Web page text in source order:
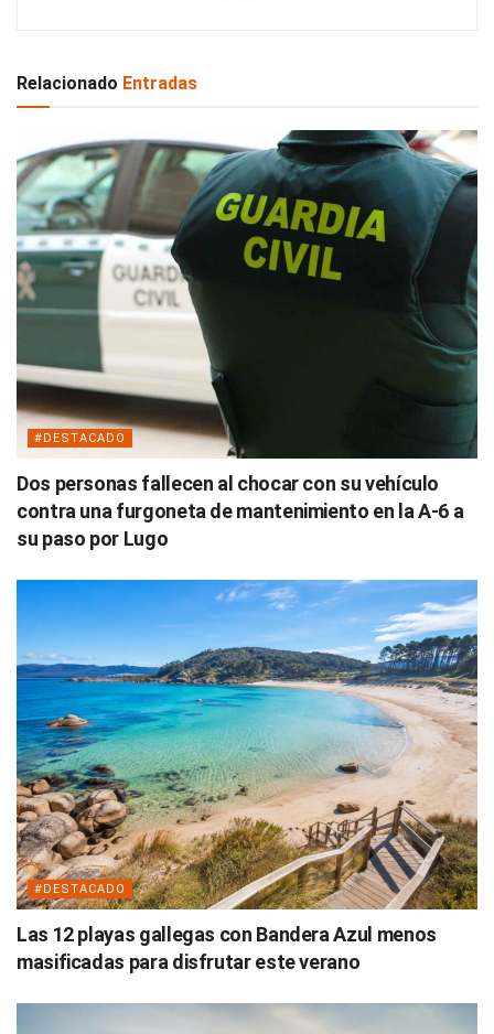
Relacionado Entradas
#DESTACADO
Dos personas fallecen al chocar con su vehículo
contra una furgoneta de mantenimiento en la A-6 a
su paso por Lugo
#DESTACADO
Las 12 playas gallegas con Bandera Azul menos
masificadas para disfrutar este verano